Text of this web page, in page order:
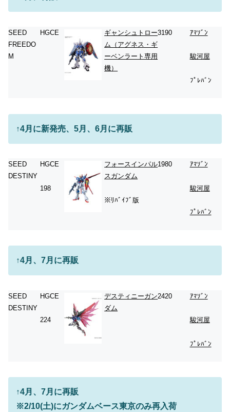
SEED
FREEDO
M
HGCE
ギャンシュトロー
ム（アグネス・ギ
ーベンラート専用
機）
3190 ｱﾏｿﾞﾝ
駿河屋
ﾌﾟﾚﾊﾞﾝ
↑4月に新発売、 5月、6月に再販
SEED
DESTINY
HGCE
198
フォースインパル
スガンダム
※ﾘﾊﾞｲﾌﾞ版
1980 ｱﾏｿﾞﾝ
駿河屋
ﾌﾟﾚﾊﾞﾝ
↑4月、7月に再販
SEED
DESTINY
HGCE
224
デスティニーガン
ダム
2420 ｱﾏｿﾞﾝ
駿河屋
ﾌﾟﾚﾊﾞﾝ
↑4月、7月に再販
※2/10(土)にガンダムベース東京のみ再入荷